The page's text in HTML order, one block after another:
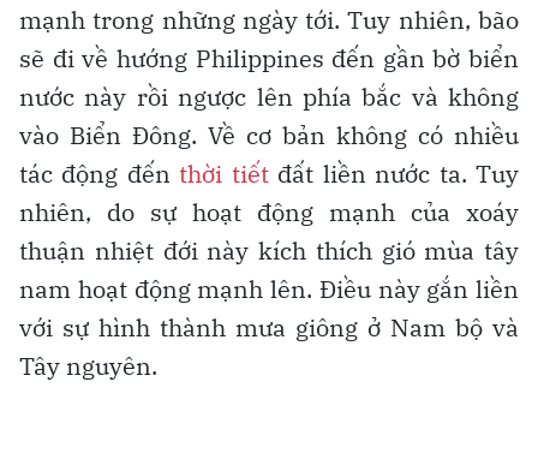
mạnh trong những ngày tới. Tuy nhiên, bão
sẽ đi về hướng Philippines đến gần bờ biển
nước này rồi ngược lên phía bắc và không
vào Biển Đông. Về cơ bản không có nhiều
tác động đếnthời tiếtđất liền nước ta. Tuy
nhiên, do sự hoạt động mạnh của xoáy
thuận nhiệt đới này kích thích gió mùa tây
nam hoạt động mạnh lên. Điều này gắn liền
với sự hình thành mưa giông ở Nam bộ và
Tây nguyên.